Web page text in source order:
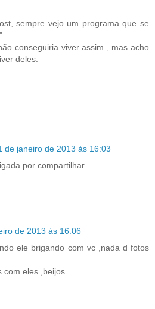
sempre vejo um programa que se
conseguiria viver assim , mas acho
deles.
de janeiro de 2013 às 16:03
por compartilhar.
de 2013 às 16:06
ele brigando com vc ,nada d fotos
eles ,beijos .